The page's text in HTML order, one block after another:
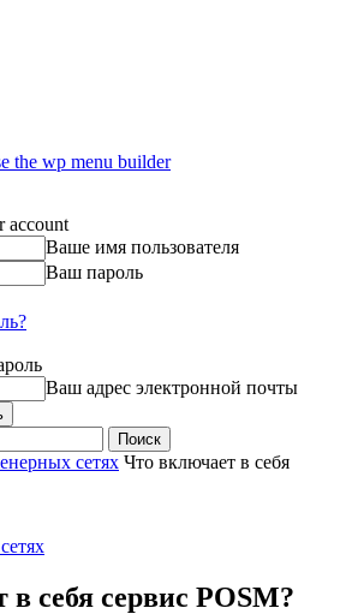
the wp menu builder
account
Ваше имя пользователя
Ваш пароль
Ваш адрес электронной почты
сетях Что включает в себя
себя сервис POSM?